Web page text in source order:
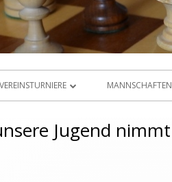
VEREINSTURNIERE
POKALMEISTERSCHAFT
MANNSCHAFTEN
Jugend